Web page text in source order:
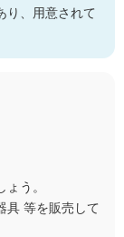
り、用意されて
う。
具 等を販売して